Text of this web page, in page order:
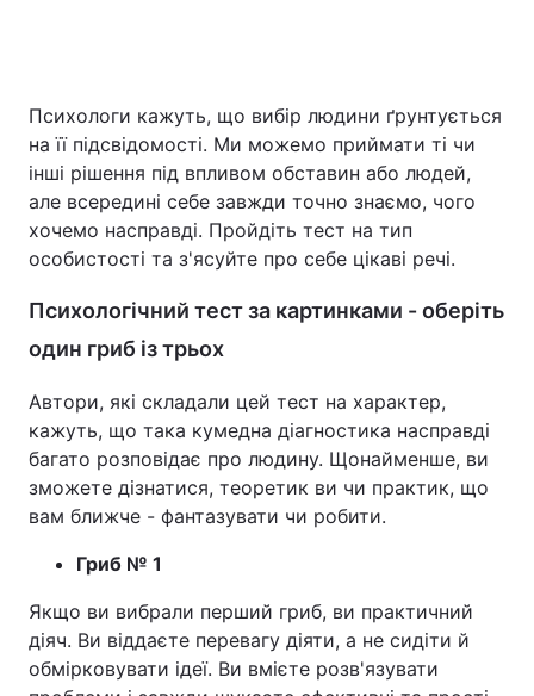
Психологи кажуть, що вибір людини ґрунтується
на її підсвідомості. Ми можемо приймати ті чи
інші рішення під впливом обставин або людей,
але всередині себе завжди точно знаємо, чого
хочемо насправді. Пройдіть тест на тип
особистості та з'ясуйте про себе цікаві речі.
Психологічний тест за картинками - оберіть
один гриб із трьох
Автори, які складали цей тест на характер,
кажуть, що така кумедна діагностика насправді
багато розповідає про людину. Щонайменше, ви
зможете дізнатися, теоретик ви чи практик, що
вам ближче - фантазувати чи робити.
Гриб № 1
Якщо ви вибрали перший гриб, ви практичний
діяч. Ви віддаєте перевагу діяти, а не сидіти й
обмірковувати ідеї. Ви вмієте розв'язувати